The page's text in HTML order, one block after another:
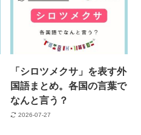
「シロツメクサ」を表す外
国語まとめ。各国の言葉で
なんと言う？
2026-07-27